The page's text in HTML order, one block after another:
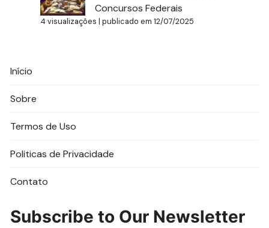
Concursos Federais
4 visualizações |publicado em 12/07/2025
Início
Sobre
Termos de Uso
Politicas de Privacidade
Contato
Subscribe to Our Newsletter